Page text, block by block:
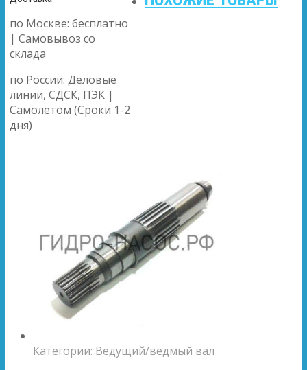
по Москве: бесплатно
| Самовывоз со
склада
по России: Деловые
линии, СДСК, ПЭК |
Самолетом (Сроки 1-2
дня)
Категории: Ведущий/ведмый вал